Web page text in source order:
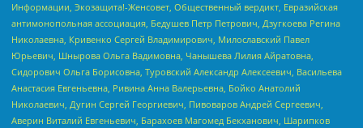
Информации, Экозащита!-Женсовет, Общественный вердикт, Евразийская
антимонопольная ассоциация, Бедушев Петр Петрович, Дзугкоева Регина
Николаевна, Кривенко Сергей Владимирович, Милославский Павел
Юрьевич, Шнырова Ольга Вадимовна, Чанышева Лилия Айратовна,
Сидорович Ольга Борисовна, Туровский Александр Алексеевич, Васильева
Анастасия Евгеньевна, Ривина Анна Валерьевна, Бойко Анатолий
Николаевич, Дугин Сергей Георгиевич, Пивоваров Андрей Сергеевич,
Аверин Виталий Евгеньевич, Барахоев Магомед Бекханович, Шарипков